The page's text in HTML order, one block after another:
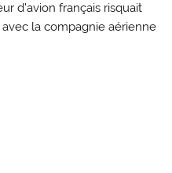
d’avion français risquait
la compagnie aérienne